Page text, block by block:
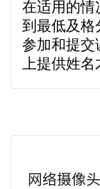
在适用的情
到最低及格
参加和提交
上提供姓
网络摄像